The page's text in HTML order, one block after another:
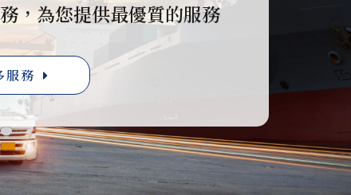
，為您提供最優質的服務
服務